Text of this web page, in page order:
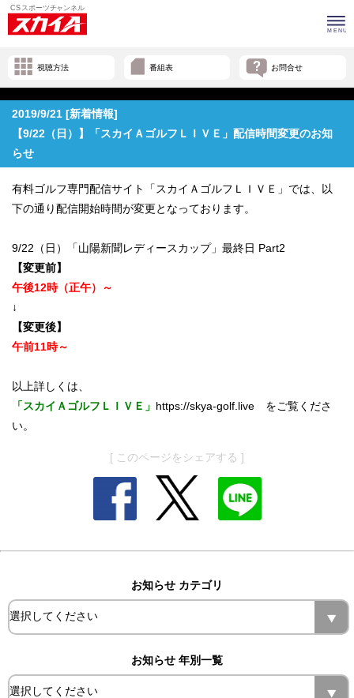
視聴方法 番組表 お問合せ
2019/9/21 [新着情報]
【9/22（日）】「スカイＡゴルフＬＩＶＥ」配信時間変更のお知
らせ
有料ゴルフ専門配信サイト「スカイＡゴルフＬＩＶＥ」では、以
下の通り配信開始時間が変更となっております。
9/22（日）「山陽新聞レディースカップ」最終日 Part2
【変更前】
午後12時（正午）～
↓
【変更後】
午前11時～
以上詳しくは、
「スカイＡゴルフＬＩＶＥ」 https://skya-golf.live をご覧くださ
い。
[ このページをシェアする ]
お知らせ カテゴリ
お知らせ 年別一覧